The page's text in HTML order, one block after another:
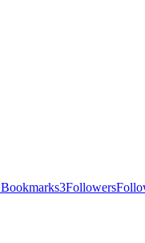
Bookmarks3Followers